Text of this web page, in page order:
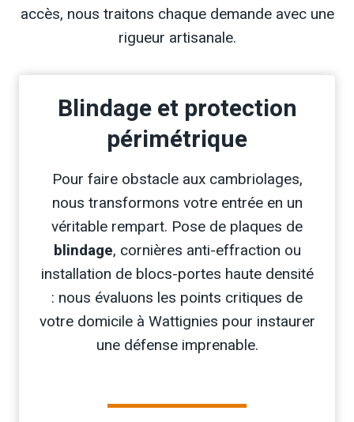
accès, nous traitons chaque demande avec une
rigueur artisanale.
Blindage et protection
périmétrique
Pour faire obstacle aux cambriolages,
nous transformons votre entrée en un
véritable rempart. Pose de plaques de
blindage, cornières anti-effraction ou
installation de blocs-portes haute densité
: nous évaluons les points critiques de
votre domicile à Wattignies pour instaurer
une défense imprenable.